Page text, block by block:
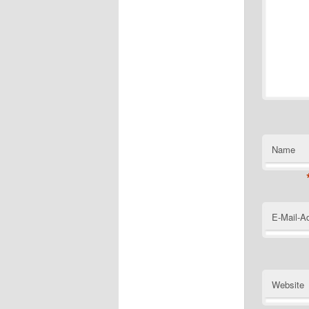
Name
E-Mail-
Website